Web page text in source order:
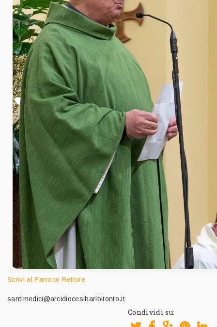
Scrivi al Parroco Rettore
santimedici@arcidiocesibaribitonto.it
Condividi su: